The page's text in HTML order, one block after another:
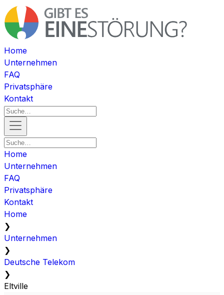
Home
Unternehmen
FAQ
Privatsphäre
Kontakt
Home
Unternehmen
FAQ
Privatsphäre
Kontakt
Home
❯
Unternehmen
❯
Deutsche Telekom
❯
Eltville